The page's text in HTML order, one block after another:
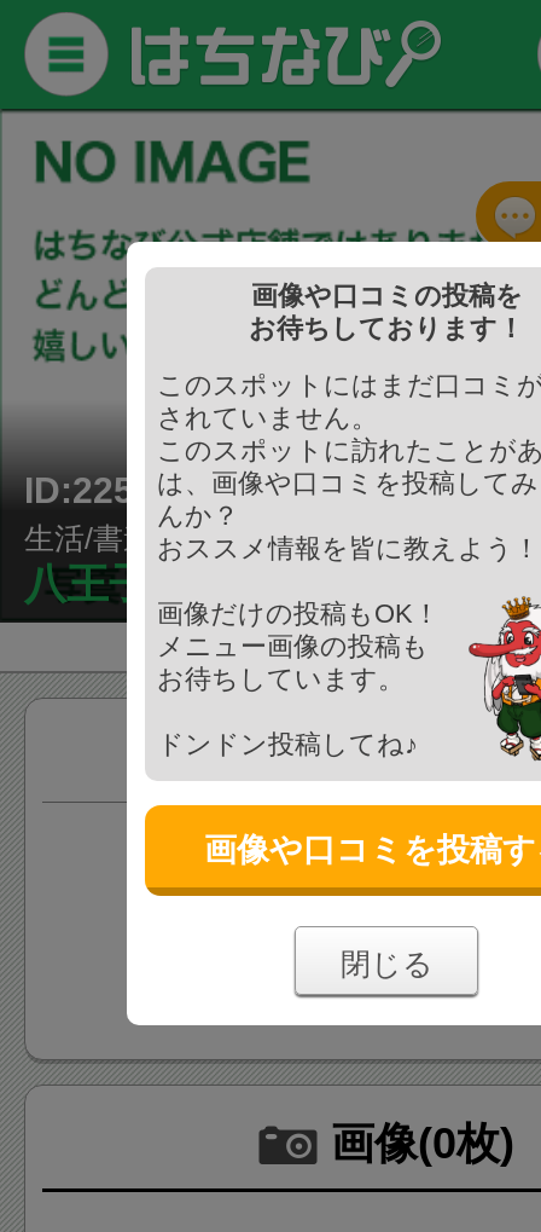
ID:225666
生活/書道教室
八王子書道会
サービス
情報がまだ登録されていま
情報を追加する
画像(0枚)
画像や口コミの投稿を
お待ちしております！
このスポットにはまだ口コミ
されていません。
このスポットに訪れたことが
は、画像や口コミを投稿して
んか？
おススメ情報を皆に教えよう
画像だけの投稿もOK！
メニュー画像の投稿も
お待ちしています。
ドンドン投稿してね♪
画像や口コミを投稿
閉じる